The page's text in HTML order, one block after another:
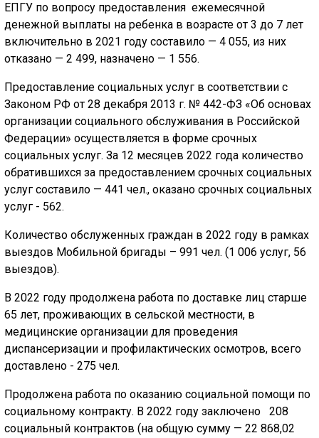
ЕПГУ по вопросу предоставления ежемесячной
денежной выплаты на ребенка в возрасте от 3 до 7 лет
включительно в 2021 году составило — 4 055, из них
отказано — 2 499, назначено — 1 556.
Предоставление социальных услуг в соответствии с
Законом РФ от 28 декабря 2013 г. № 442-ФЗ «Об основах
организации социального обслуживания в Российской
Федерации» осуществляется в форме срочных
социальных услуг. За 12 месяцев 2022 года количество
обратившихся за предоставлением срочных социальных
услуг составило — 441 чел., оказано срочных социальных
услуг - 562.
Количество обслуженных граждан в 2022 году в рамках
выездов Мобильной бригады – 991 чел. (1 006 услуг, 56
выездов).
В 2022 году продолжена работа по доставке лиц старше
65 лет, проживающих в сельской местности, в
медицинские организации для проведения
диспансеризации и профилактических осмотров, всего
доставлено - 275 чел.
Продолжена работа по оказанию социальной помощи по
социальному контракту. В 2022 году заключено 208
социальный контрактов (на общую сумму — 22 868,02